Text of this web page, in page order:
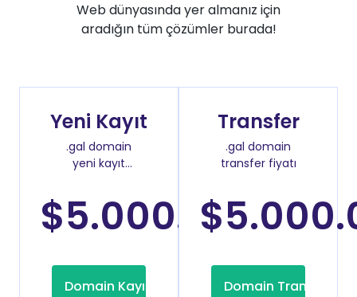
Web dünyasında yer almanız için
aradığın tüm çözümler burada!
Yeni Kayıt
.gal domain
yeni kayıt
$5.000.00/Yıl
Domain Kayıt
Transfer
.gal domain
transfer fiyatı
Domain Transfer